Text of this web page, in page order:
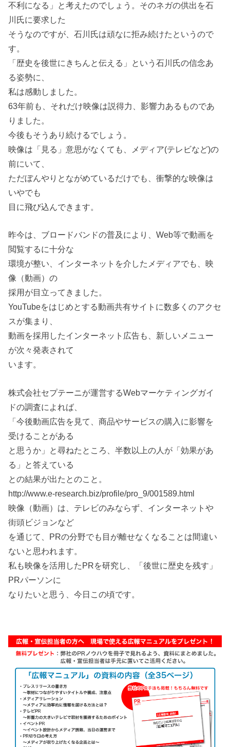
不利になる」と考えたのでしょう。そのネガの供出を石
川氏に要求した
そうなのですが、石川氏は頑なに拒み続けたというので
す。
「歴史を後世にきちんと伝える」という石川氏の信念あ
る姿勢に、
私は感動しました。
63年前も、それだけ映像は説得力、影響力あるものであ
りました。
今後もそうあり続けるでしょう。
映像は「見る」意思がなくても、メディア(テレビなど)の
前にいて、
ただぼんやりとながめているだけでも、衝撃的な映像は
いやでも
目に飛び込んできます。
昨今は、ブロードバンドの普及により、Web等で動画を
閲覧するに十分な
環境が整い、インターネットを介したメディアでも、映
像（動画）の
採用が目立ってきました。
YouTubeをはじめとする動画共有サイトに数多くのアクセ
スが集まり、
動画を採用したインターネット広告も、新しいメニュー
が次々発表されて
います。
株式会社セプテーニが運営するWebマーケティングガイ
ドの調査によれば、
「今後動画広告を見て、商品やサービスの購入に影響を
受けることがある
と思うか」と尋ねたところ、半数以上の人が「効果があ
る」と答えている
との結果が出たとのこと。
http://www.e-research.biz/profile/pro_9/001589.html
映像（動画）は、テレビのみならず、インターネットや
街頭ビジョンなど
を通じて、PRの分野でも目が離せなくなることは間違い
ないと思われます。
私も映像を活用したPRを研究し、「後世に歴史を残す」
PRパーソンに
なりたいと思う、今日この頃です。